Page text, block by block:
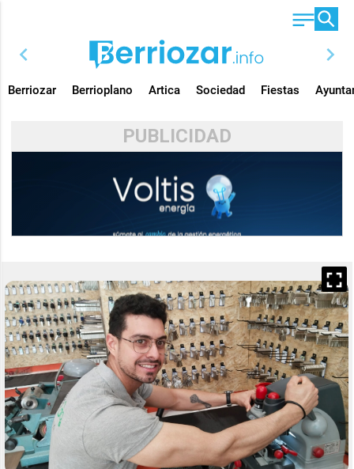
chevron_left chevron_right
Berriozar Berrioplano Artica Sociedad Fiestas
PUBLICIDAD